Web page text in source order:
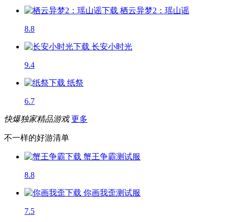
栖云异梦2：瑶山谣
8.8
长安小时光
9.4
纸祭
6.7
快爆独家精品游戏 更多
不一样的好游清单
蟹王争霸测试服
8.8
你画我歪测试服
7.5